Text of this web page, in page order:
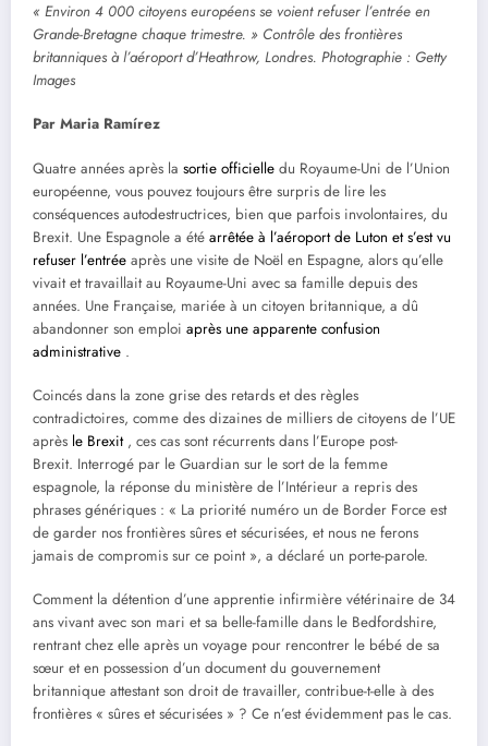
« Environ 4 000 citoyens européens se voient refuser l’entrée en
Grande-Bretagne chaque trimestre. » Contrôle des frontières
britanniques à l’aéroport d’Heathrow, Londres. Photographie : Getty
Images
Par Maria Ramírez
Quatre années après la sortie officielle du Royaume-Uni de l’Union
européenne, vous pouvez toujours être surpris de lire les
conséquences autodestructrices, bien que parfois involontaires, du
Brexit. Une Espagnole a été arrêtée à l’aéroport de Luton et s’est vu
refuser l’entrée après une visite de Noël en Espagne, alors qu’elle
vivait et travaillait au Royaume-Uni avec sa famille depuis des
années. Une Française, mariée à un citoyen britannique, a dû
abandonner son emploi après une apparente confusion
administrative .
Coincés dans la zone grise des retards et des règles
contradictoires, comme des dizaines de milliers de citoyens de l’UE
après le Brexit, ces cas sont récurrents dans l’Europe post-
Brexit. Interrogé par le Guardian sur le sort de la femme
espagnole, la réponse du ministère de l’Intérieur a repris des
phrases génériques : « La priorité numéro un de Border Force est
de garder nos frontières sûres et sécurisées, et nous ne ferons
jamais de compromis sur ce point », a déclaré un porte-parole.
Comment la détention d’une apprentie infirmière vétérinaire de 34
ans vivant avec son mari et sa belle-famille dans le Bedfordshire,
rentrant chez elle après un voyage pour rencontrer le bébé de sa
sœur et en possession d’un document du gouvernement
britannique attestant son droit de travailler, contribue-t-elle à des
frontières « sûres et sécurisées » ? Ce n’est évidemment pas le cas.